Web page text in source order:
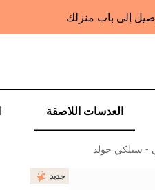
إلى باب منزلك
العدسات اللاصقة
- سيلكي جولد
جديد